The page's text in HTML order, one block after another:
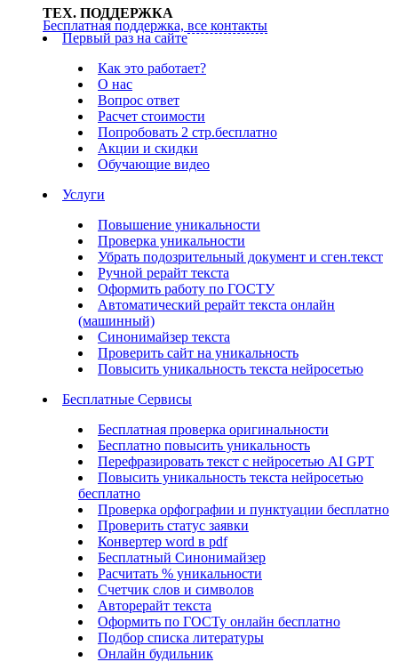
ТЕХ. ПОДДЕРЖКА
Бесплатная поддержка, все контакты
Первый раз на сайте
Как это работает?
О нас
Вопрос ответ
Расчет стоимости
Попробовать 2 стр.бесплатно
Акции и скидки
Обучающие видео
Услуги
Повышение уникальности
Проверка уникальности
Убрать подозрительный документ и сген.текст
Ручной рерайт текста
Оформить работу по ГОСТУ
Автоматический рерайт текста онлайн
(машинный)
Синонимайзер текста
Проверить сайт на уникальность
Повысить уникальность текста нейросетью
Бесплатные Сервисы
Бесплатная проверка оригинальности
Бесплатно повысить уникальность
Перефразировать текст с нейросетью AI GPT
Повысить уникальность текста нейросетью
бесплатно
Проверка орфографии и пунктуации бесплатно
Проверить статус заявки
Конвертер word в pdf
Бесплатный Синонимайзер
Расчитать % уникальности
Счетчик слов и символов
Авторерайт текста
Оформить по ГОСТу онлайн бесплатно
Подбор списка литературы
Онлайн будильник